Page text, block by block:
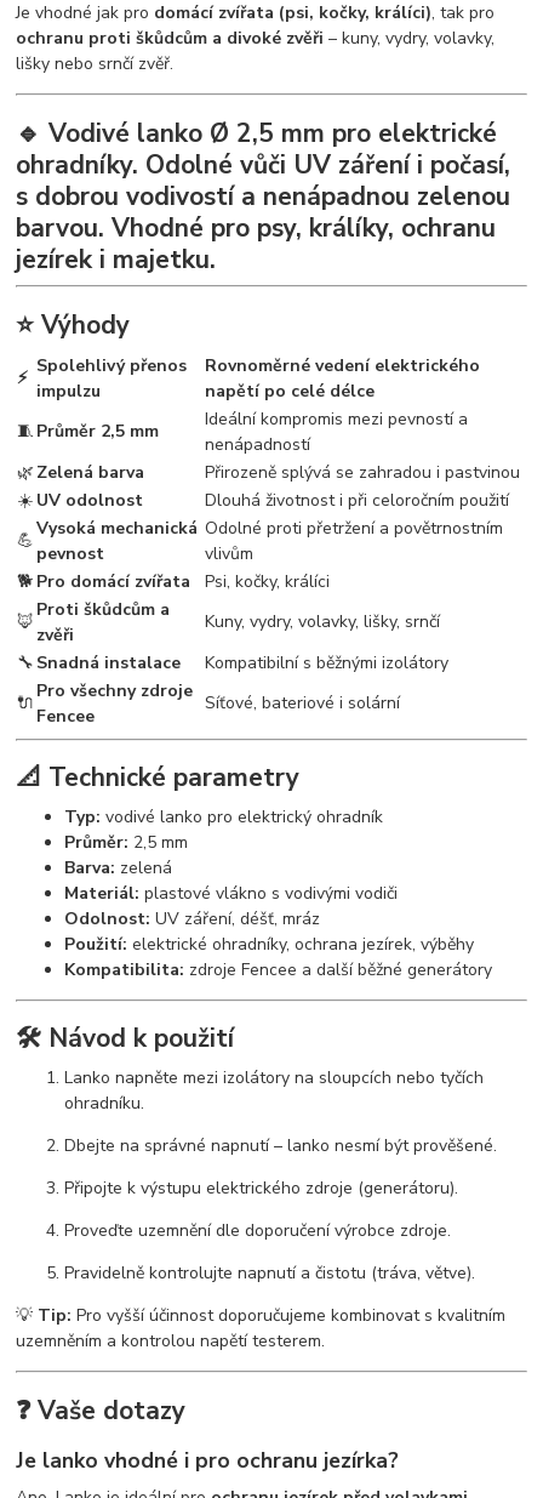
Je vhodné jak pro domácí zvířata (psi, kočky, králíci), tak pro
ochranu proti škůdcům a divoké zvěři – kuny, vydry, volavky,
lišky nebo srnčí zvěř.
🔹 Vodivé lanko Ø 2,5 mm pro elektrické
ohradníky. Odolné vůči UV záření i počasí,
s dobrou vodivostí a nenápadnou zelenou
barvou. Vhodné pro psy, králíky, ochranu
jezírek i majetku.
⭐ Výhody
⚡
Spolehlivý přenos
impulzu
Rovnoměrné vedení elektrického
napětí po celé délce
🧵 Průměr 2,5 mm
Ideální kompromis mezi pevností a
nenápadností
🌿 Zelená barva
Přirozeně splývá se zahradou i pastvinou
☀️ UV odolnost
Dlouhá životnost i při celoročním použití
💪
Vysoká mechanická
pevnost
Odolné proti přetržení a povětrnostním
vlivům
🐕 Pro domácí zvířata
Psi, kočky, králíci
🦊
Proti škůdcům a
zvěři
Kuny, vydry, volavky, lišky, srnčí
🔧 Snadná instalace
Kompatibilní s běžnými izolátory
🔌
Pro všechny zdroje
Fencee
Síťové, bateriové i solární
📐 Technické parametry
Typ: vodivé lanko pro elektrický ohradník
Průměr: 2,5 mm
Barva: zelená
Materiál: plastové vlákno s vodivými vodiči
Odolnost: UV záření, déšť, mráz
Použití: elektrické ohradníky, ochrana jezírek, výběhy
Kompatibilita: zdroje Fencee a další běžné generátory
🛠️ Návod k použití
Lanko napněte mezi izolátory na sloupcích nebo tyčích
ohradníku.
Dbejte na správné napnutí – lanko nesmí být prověšené.
Připojte k výstupu elektrického zdroje (generátoru).
Proveďte uzemnění dle doporučení výrobce zdroje.
Pravidelně kontrolujte napnutí a čistotu (tráva, větve).
💡 Tip: Pro vyšší účinnost doporučujeme kombinovat s kvalitním
uzemněním a kontrolou napětí testerem.
❓ Vaše dotazy
Je lanko vhodné i pro ochranu jezírka?